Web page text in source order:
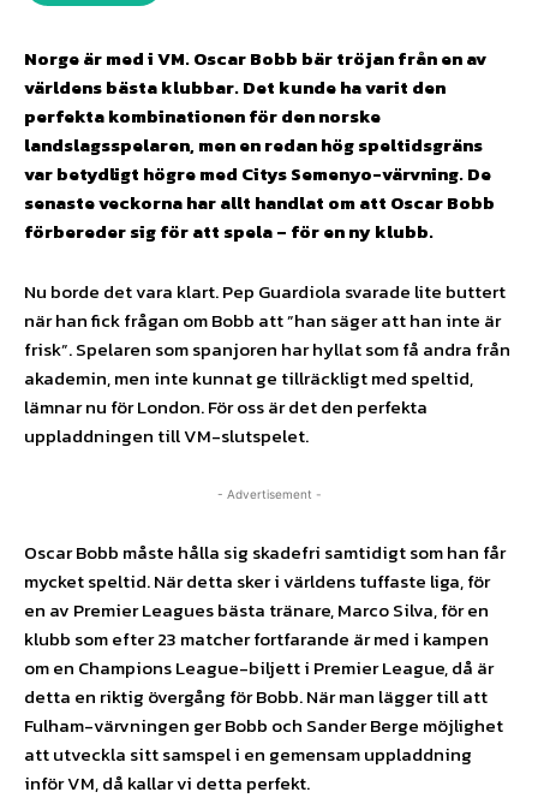
Norge är med i VM. Oscar Bobb bär tröjan från en av
världens bästa klubbar. Det kunde ha varit den
perfekta kombinationen för den norske
landslagsspelaren, men en redan hög speltidsgräns
var betydligt högre med Citys Semenyo-värvning. De
senaste veckorna har allt handlat om att Oscar Bobb
förbereder sig för att spela – för en ny klubb.
Nu borde det vara klart. Pep Guardiola svarade lite buttert
när han fick frågan om Bobb att ”han säger att han inte är
frisk”. Spelaren som spanjoren har hyllat som få andra från
akademin, men inte kunnat ge tillräckligt med speltid,
lämnar nu för London. För oss är det den perfekta
uppladdningen till VM-slutspelet.
- Advertisement -
Oscar Bobb måste hålla sig skadefri samtidigt som han får
mycket speltid. När detta sker i världens tuffaste liga, för
en av Premier Leagues bästa tränare, Marco Silva, för en
klubb som efter 23 matcher fortfarande är med i kampen
om en Champions League-biljett i Premier League, då är
detta en riktig övergång för Bobb. När man lägger till att
Fulham-värvningen ger Bobb och Sander Berge möjlighet
att utveckla sitt samspel i en gemensam uppladdning
inför VM, då kallar vi detta perfekt.